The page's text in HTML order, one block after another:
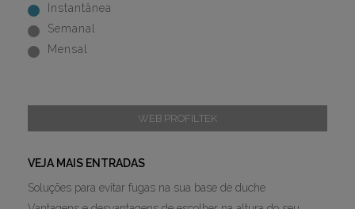
Instantânea
Semanal
Mensal
WEB PROFILTEK
VEJA MAIS ENTRADAS
Soluções para evitar fugas na sua base de duche